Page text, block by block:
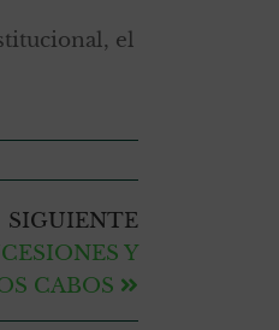
el
SIGUIENTE
Y
CABOS